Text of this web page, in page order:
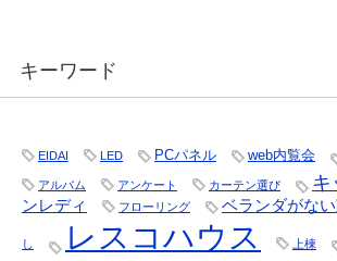
キーワード
EIDAI LED PCパネル web内覧会
アルバム アンケート カーテン選び キ
ンレディ
フローリング ベランダがな
し レスコハウス 上棟